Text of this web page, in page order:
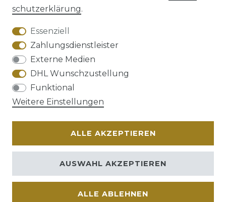
AGB Barrierefreiheitserklärung
Widerrufs­recht
schutz­erklärung.
Essenziell
Zahlungsdienstleister
Externe Medien
DHL Wunschzustellung
Funktional
Weitere Einstellungen
ALLE AKZEPTIEREN
ALLE ABLEHNEN
AUSWAHL AKZEPTIEREN